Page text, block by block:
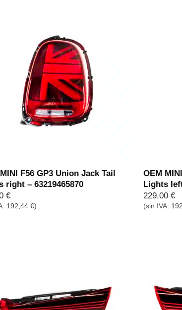
F56 GP3 Union Jack Tail
right – 63219465870
€
192,44 €)
OEM
Lights
229,00€
(sin IVA: